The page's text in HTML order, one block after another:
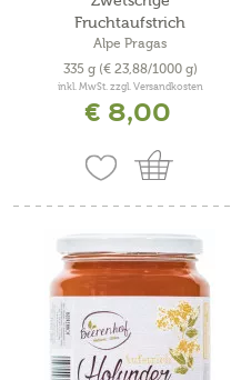
Fruchtaufstrich
Alpe Pragas
335 g (€ 23,88/1000 g)
inkl. MwSt. zzgl. Versandkosten
€ 8,00